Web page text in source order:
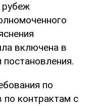
рубеж
включена в
по
контрактам с